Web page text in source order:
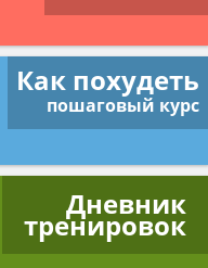
Как похудеть
пошаговый курс
Дневник
тренировок